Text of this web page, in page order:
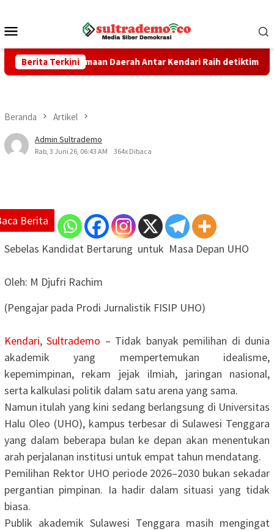
konten
Mobile
Berita Terkini
Daerah Antar Kendari Raih detiktimur Awards 2026
Beranda Artikel
Admin Sultrademo
Rab, 3 Juni 26, 06:43 AM 364x Dibaca
Berita
Sebelas Kandidat Bertarung untuk Masa Depan UHO
‎Oleh: M Djufri Rachim
(Pengajar pada Prodi Jurnalistik FISIP UHO)
Kendari,Sultrademo – Tidak banyak pemilihan di dunia
akademik yang mempertemukan idealisme,
kepemimpinan, rekam jejak ilmiah, jaringan nasional,
serta kalkulasi politik dalam satu arena yang sama.
‎Namun itulah yang kini sedang berlangsung di Universitas
Halu Oleo (UHO), kampus terbesar di Sulawesi Tenggara
yang dalam beberapa bulan ke depan akan menentukan
arah perjalanan institusi untuk empat tahun mendatang.
‎Pemilihan Rektor UHO periode 2026–2030 bukan sekadar
pergantian pimpinan. Ia hadir dalam situasi yang tidak
biasa.
‎Publik akademik Sulawesi Tenggara masih mengingat